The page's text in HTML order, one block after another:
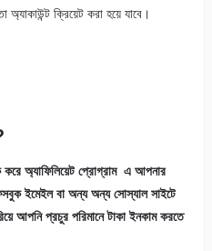
ক্রিয়েট করা হয়ে যাবে।
অ্যাফিলিয়েট প্রোগ্রাম এ আপনার
ইমেইল বা অন্য অন্য সোস্যাল সাইটে
আপনি প্রচুর পরিমানে টাকা ইনকাম করতে